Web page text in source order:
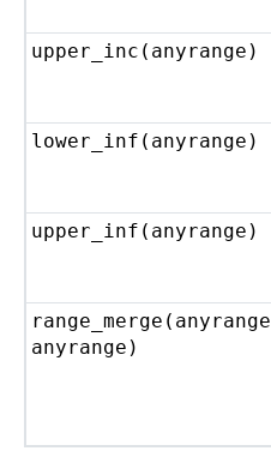
upper_inc ( anyrange )
lower_inf ( anyrange )
upper_inf ( anyrange )
range_merge ( anyrange
anyrange )